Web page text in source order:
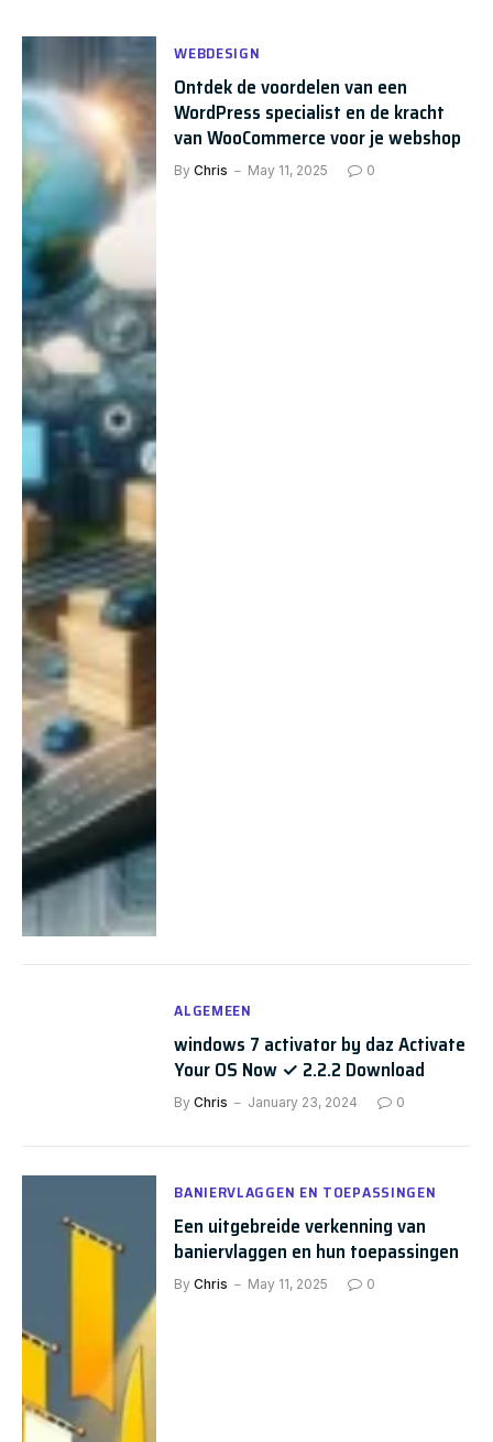
WEBDESIGN
Ontdek de voordelen van een
WordPress specialist en de kracht
van WooCommerce voor je webshop
By Chris May 11, 2025 0
ALGEMEEN
windows 7 activator by daz Activate
Your OS Now ✓ 2.2.2 Download
By Chris January 23, 2024 0
BANIERVLAGGEN EN TOEPASSINGEN
Een uitgebreide verkenning van
baniervlaggen en hun toepassingen
By Chris May 11, 2025 0